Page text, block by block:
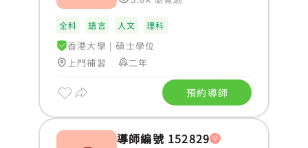
全科 語言 人文 理科
香港大學 |碩士學位
上門補習
二年
預約導師
導師編號 152829